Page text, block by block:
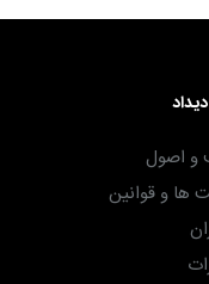
و اصول
ها و قوانین